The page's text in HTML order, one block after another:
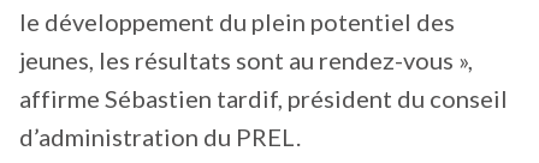
le développement du plein potentiel des
jeunes, les résultats sont au rendez-vous »,
affirme Sébastien tardif, président du conseil
d’administration du PREL.